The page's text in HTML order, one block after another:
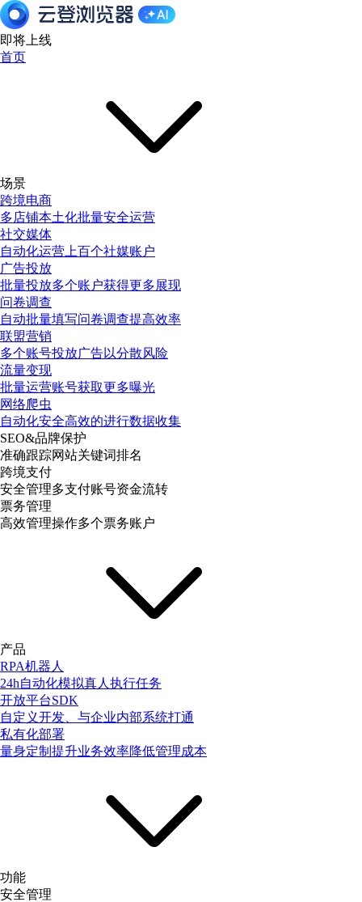
即将上线
首页
场景
跨境电商
多店铺本土化批量安全运营
社交媒体
自动化运营上百个社媒账户
广告投放
批量投放多个账户获得更多展现
问卷调查
自动批量填写问卷调查提高效率
联盟营销
多个账号投放广告以分散风险
流量变现
批量运营账号获取更多曝光
网络爬虫
自动化安全高效的进行数据收集
SEO&品牌保护
准确跟踪网站关键词排名
跨境支付
安全管理多支付账号资金流转
票务管理
高效管理操作多个票务账户
产品
RPA机器人
24h自动化模拟真人执行任务
开放平台SDK
自定义开发、与企业内部系统打通
私有化部署
量身定制提升业务效率降低管理成本
功能
安全管理